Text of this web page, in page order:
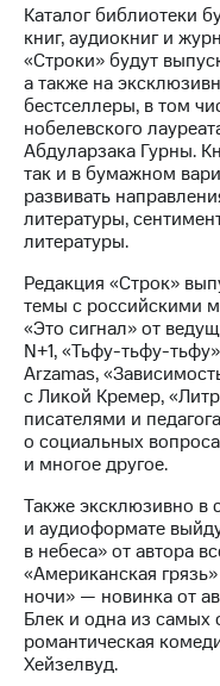
Финансовая
отчетность
Контакты
Пригласить
спикера
и акционерам
управление
секретарь
Раскрытие
информации
Информация
акционерам
Документы
ПАО
"МТС"
акционеров
Личный
кабинет
акционера
Акционерный
капитал
Контроль
и
Каталог библиотеки
книг, аудиокниг и
«Строки» будут
а также на
бестселлеры, в том
нобелевского
Абдуларзака Гурны.
так и в бумажном
развивать
литературы,
литературы.
Редакция «Строк»
темы с российскими
«Это сигнал» от
N+1, «Тьфу-тьфу-
Arzamas,
с Ликой Кремер,
писателями и
о социальных
и многое другое.
Также эксклюзивно в
и аудиоформате
в небеса» от автора
«Американская
ночи» — новинка от
Блек и одна из
романтическая
Хейзелвуд.